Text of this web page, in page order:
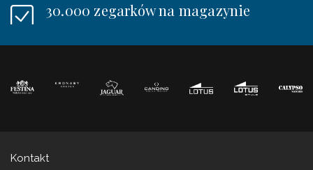
30.000 zegarków na magazynie
Kontakt